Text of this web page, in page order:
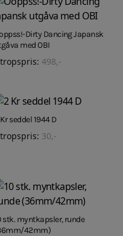
Dirty Dancing Japansk
med OBI
498,-
seddel 1944 D
30,-
stk. myntkapsler, runde
42mm)